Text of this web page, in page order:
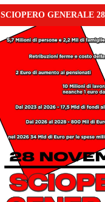
SCIOPERO GENERALE